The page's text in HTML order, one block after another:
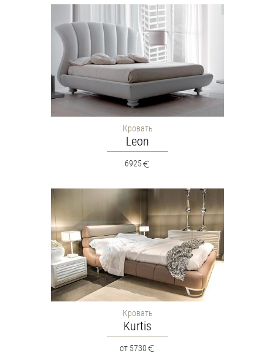
Кровать
Leon
6925
Кровать
Kurtis
от 5730